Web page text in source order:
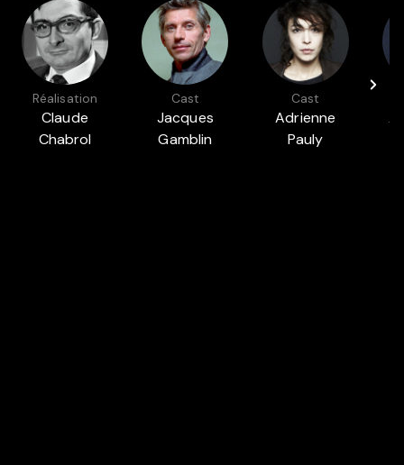
Réalisation
Claude
Chabrol
Cast
Jacques
Gamblin
Cast
Adrienne
Pauly